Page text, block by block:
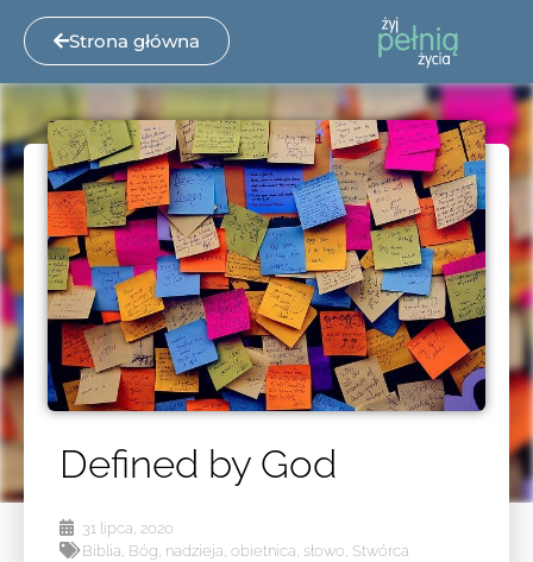
Strona główna
Defined by God
31 lipca, 2020
Biblia Bóg nadzieja obietnica słowo Stwórca